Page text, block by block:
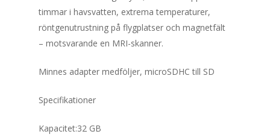
timmar i havsvatten, extrema temperaturer,
röntgenutrustning på flygplatser och magnetfält
– motsvarande en MRI-skanner.
Minnes adapter medföljer, microSDHC till SD
Specifikationer
Kapacitet:32 GB